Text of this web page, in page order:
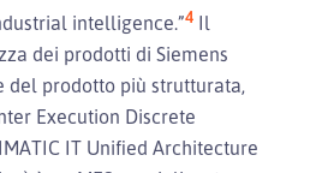
intelligence.”4 Il
dei prodotti di Siemens
del prodotto più strutturata,
Execution Discrete
IT Unified Architecture